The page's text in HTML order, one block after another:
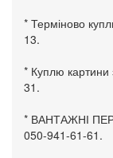
* Терміново
13.
* Куплю картини
31.
* ВАНТАЖНІ
050-941-61-61.